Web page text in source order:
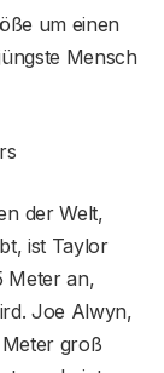
um einen
Mensch
der Welt,
ist Taylor
Meter an,
Joe Alwyn,
groß